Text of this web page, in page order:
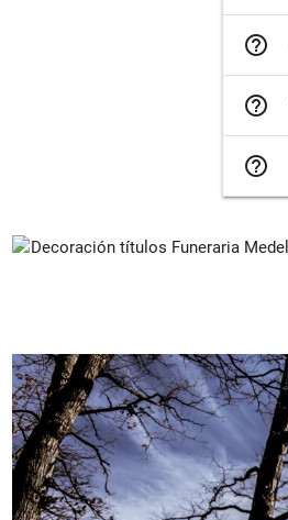
help_outline
help_outline
help_outline